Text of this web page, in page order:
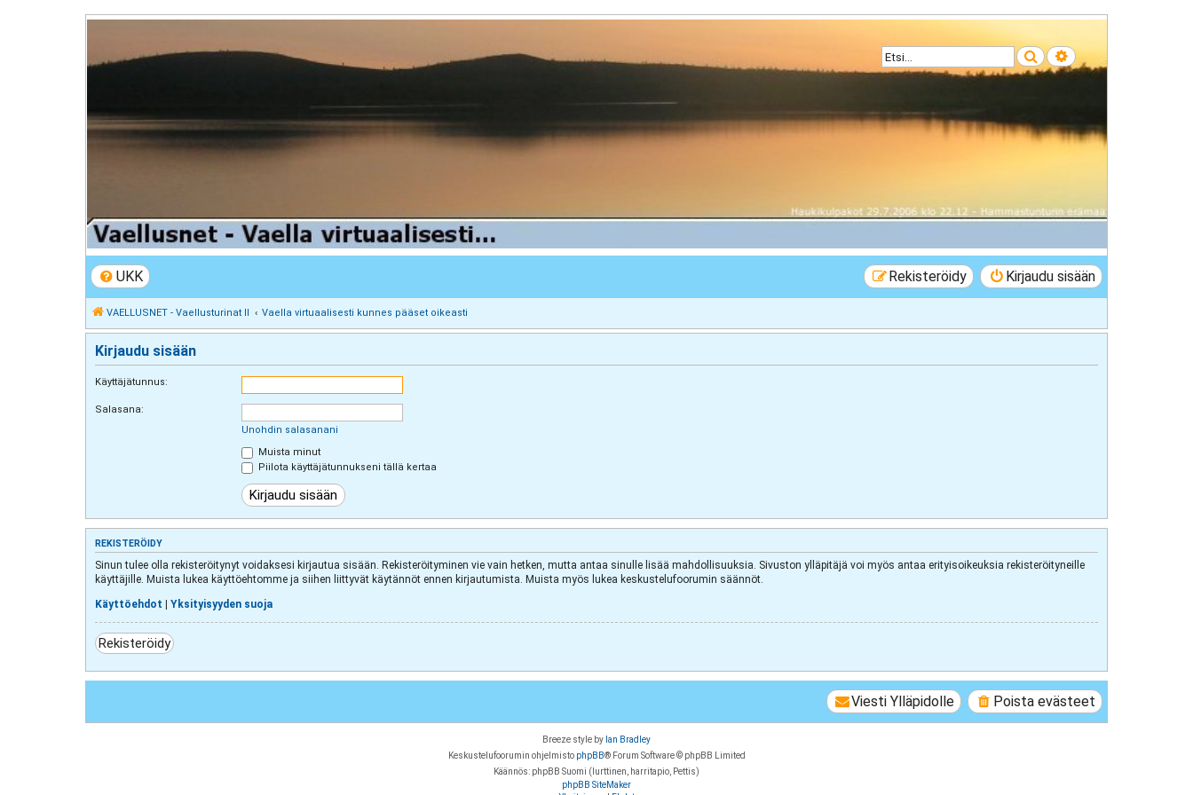
Etsi Tarkennettu haku
VAELLUSNET - Vaellusturinat II
Keskustelua vaeltamisesta ja Lapista
UKK Kirjaudu sisään
Rekisteröidy
VAELLUSNET - Vaellusturinat II Vaella virtuaalisesti kunnes pääset oikeasti
Kirjaudu sisään
Käyttäjätunnus:
Salasana:
Unohdin salasanani
Muista minut
Piilota käyttäjätunnukseni tällä kertaa
REKISTERÖIDY
Sinun tulee olla rekisteröitynyt voidaksesi kirjautua sisään. Rekisteröityminen vie vain hetken, mutta antaa sinulle lisää mahdollisuuksia. Sivuston ylläpitäjä voi myös antaa erityisoikeuksia rekisteröityneille
käyttäjille. Muista lukea käyttöehtomme ja siihen liittyvät käytännöt ennen kirjautumista. Muista myös lukea keskustelufoorumin säännöt.
Käyttöehdot | Yksityisyyden suoja
Rekisteröidy
Poista evästeet
Viesti Ylläpidolle
Breeze style by Ian Bradley
Keskustelufoorumin ohjelmisto phpBB® Forum Software © phpBB Limited
Käännös: phpBB Suomi (lurttinen, harritapio, Pettis)
phpBB SiteMaker